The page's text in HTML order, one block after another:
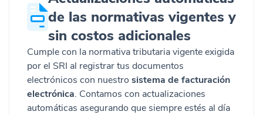
de las normativas vigentes y
sin costos adicionales
Cumple con la normativa tributaria vigente exigida
por el SRI al registrar tus documentos
electrónicos con nuestro sistema de facturación
electrónica. Contamos con actualizaciones
automáticas asegurando que siempre estés al día